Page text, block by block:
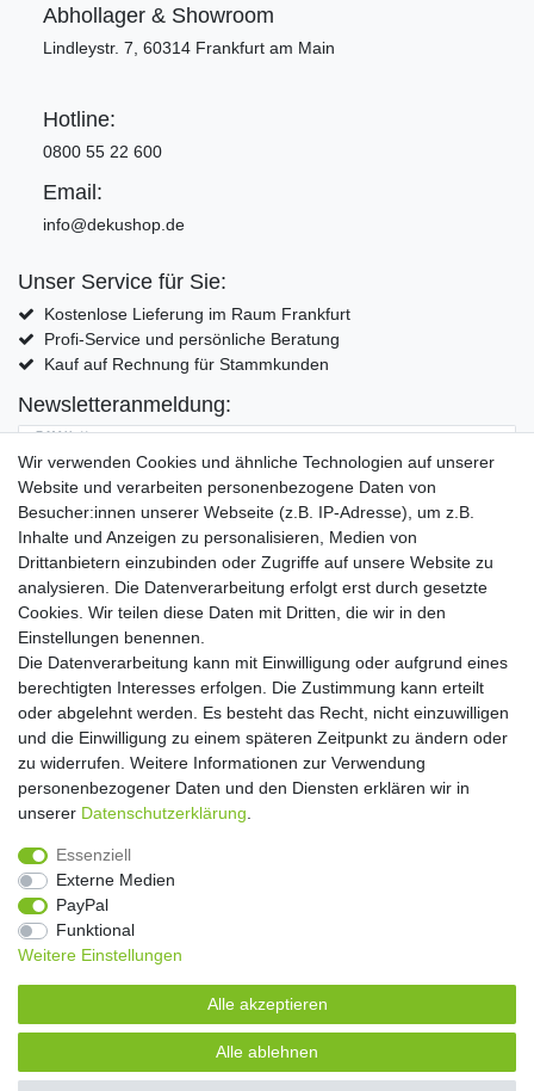
Abhollager & Showroom
Lindleystr. 7, 60314 Frankfurt am Main
Hotline:
0800 55 22 600
Email:
info@dekushop.de
Unser Service für Sie:
Kostenlose Lieferung im Raum Frankfurt
Profi-Service und persönliche Beratung
Kauf auf Rechnung für Stammkunden
Newsletteranmeldung:
E-MAIL **
Hiermit bestätige ich, dass ich die Daten­schutz­erklärung
Einwilligung kann ich jederzeit widerrufen.**
Abonnieren
** Hierbei handelt es sich um ein Pflichtfeld.
Widerrufs­recht Widerrufs­formular Impressum
Daten­schutz­erklärung AGB Kontakt
Wir verwenden Cookies und ähnliche Technologien auf unserer
Website und verarbeiten personenbezogene Daten von
Besucher:innen unserer Webseite (z.B. IP-Adresse), um z.B.
Inhalte und Anzeigen zu personalisieren, Medien von
Drittanbietern einzubinden oder Zugriffe auf unsere Website zu
analysieren. Die Datenverarbeitung erfolgt erst durch gesetzte
Cookies. Wir teilen diese Daten mit Dritten, die wir in den
Einstellungen benennen.
Die Datenverarbeitung kann mit Einwilligung oder aufgrund eines
berechtigten Interesses erfolgen. Die Zustimmung kann erteilt
oder abgelehnt werden. Es besteht das Recht, nicht einzuwilligen
und die Einwilligung zu einem späteren Zeitpunkt zu ändern oder
zu widerrufen. Weitere Informationen zur Verwendung
personenbezogener Daten und den Diensten erklären wir in
unserer Daten­schutz­erklärung
Essenziell
Externe Medien
PayPal
Funktional
Weitere Einstellungen
Alle akzeptieren
Alle ablehnen
Copyright 2016 | Dekushop.de | Alle Rechte vorbehalten. |
Angebote gelten nur für Industrie, Handel, Handwerk und
Widerrufs­recht
Daten­schutz­erklärung AGB Kontakt